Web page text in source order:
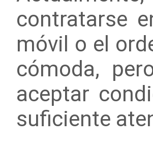
contratarse
móvil o el
cómoda,
aceptar
suficiente